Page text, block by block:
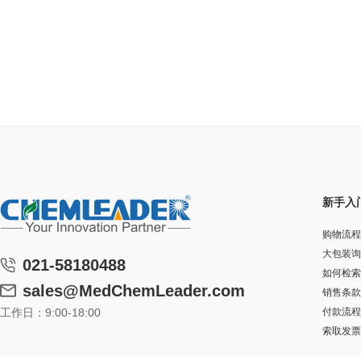
021-58180488
sales@MedChemLeader.com
工作日：9:00-18:00
新手入
购物流程
大包装
如何检索
销售条款
付款流程
索取发票